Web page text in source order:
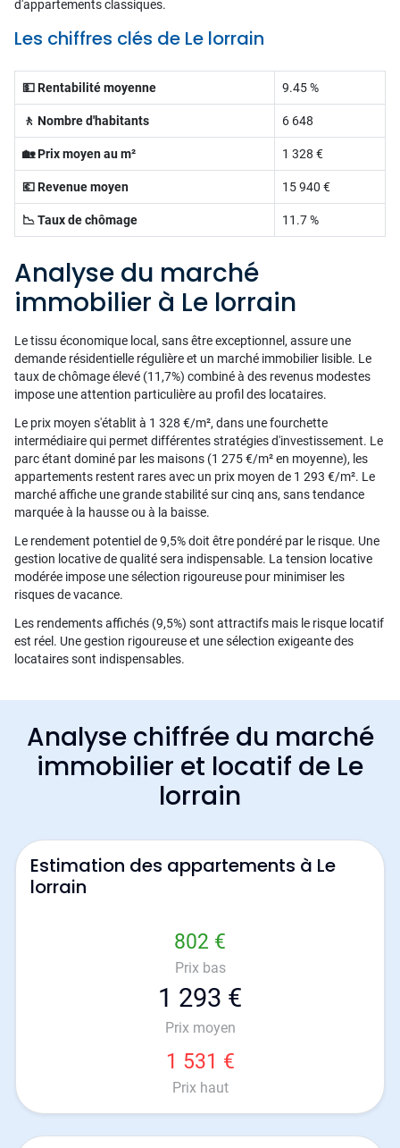
d'appartements classiques.
Les chiffres clés de Le lorrain
💵 Rentabilité moyenne 9.45 %
🚶 Nombre d'habitants 6 648
🏡 Prix moyen au m² 1 328 €
💶 Revenue moyen 15 940 €
📉 Taux de chômage 11.7 %
Analyse du marché
immobilier à Le lorrain
Le tissu économique local, sans être exceptionnel, assure une
demande résidentielle régulière et un marché immobilier lisible. Le
taux de chômage élevé (11,7%) combiné à des revenus modestes
impose une attention particulière au profil des locataires.
Le prix moyen s'établit à 1 328 €/m², dans une fourchette
intermédiaire qui permet différentes stratégies d'investissement. Le
parc étant dominé par les maisons (1 275 €/m² en moyenne), les
appartements restent rares avec un prix moyen de 1 293 €/m². Le
marché affiche une grande stabilité sur cinq ans, sans tendance
marquée à la hausse ou à la baisse.
Le rendement potentiel de 9,5% doit être pondéré par le risque. Une
gestion locative de qualité sera indispensable. La tension locative
modérée impose une sélection rigoureuse pour minimiser les
risques de vacance.
Les rendements affichés (9,5%) sont attractifs mais le risque locatif
est réel. Une gestion rigoureuse et une sélection exigeante des
locataires sont indispensables.
Analyse chiffrée du marché
immobilier et locatif de Le
lorrain
Estimation des appartements à Le
lorrain
802 €
Prix bas
1 293 €
Prix moyen
1 531 €
Prix haut